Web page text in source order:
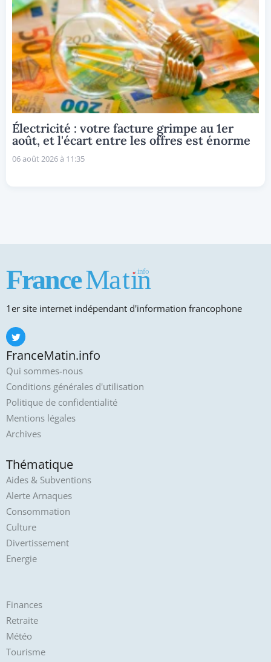
Électricité : votre facture grimpe au 1er
août, et l'écart entre les offres est énorme
06 août 2026 à 11:35
1er site internet indépendant d'information francophone
FranceMatin.info
Qui sommes-nous
Conditions générales d'utilisation
Politique de confidentialité
Mentions légales
Archives
Thématique
Aides & Subventions
Alerte Arnaques
Consommation
Culture
Divertissement
Energie
Finances
Retraite
Météo
Tourisme